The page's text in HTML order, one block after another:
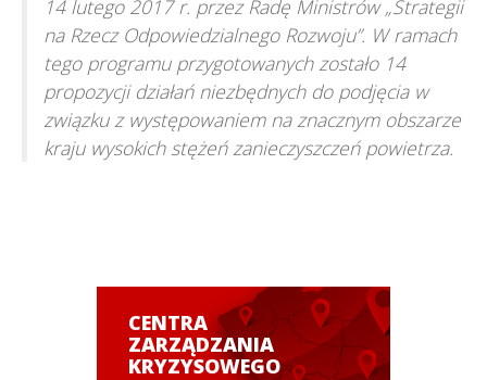
14 lutego 2017 r. przez Radę Ministrów „Strategii
na Rzecz Odpowiedzialnego Rozwoju”. W ramach
tego programu przygotowanych zostało 14
propozycji działań niezbędnych do podjęcia w
związku z występowaniem na znacznym obszarze
kraju wysokich stężeń zanieczyszczeń powietrza.
CENTRA
ZARZĄDZANIA
KRYZYSOWEGO